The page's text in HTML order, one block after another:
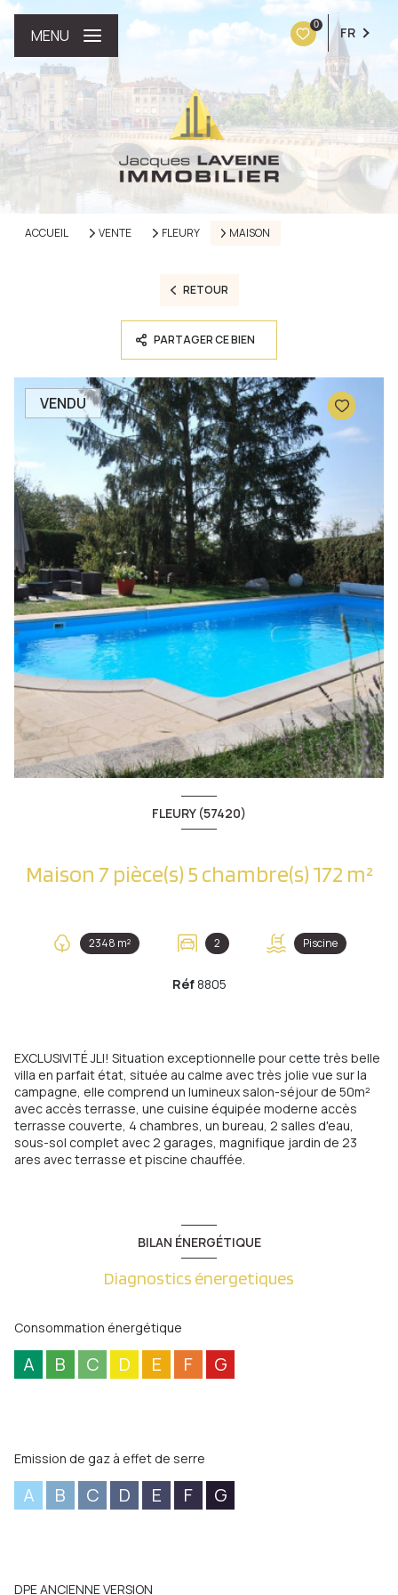
0 FR
MENU
ACCUEIL VENTE FLEURY MAISON
RETOUR
PARTAGER CE BIEN
VENDU
FLEURY (57420)
Maison 7 pièce(s) 5 chambre(s) 172 m²
2348 m² 2 Piscine
Réf 8805
EXCLUSIVITÉ JLI! Situation exceptionnelle pour cette très belle
villa en parfait état, située au calme avec très jolie vue sur la
campagne, elle comprend un lumineux salon-séjour de 50m²
avec accès terrasse, une cuisine équipée moderne accès
terrasse couverte, 4 chambres, un bureau, 2 salles d'eau,
sous-sol complet avec 2 garages, magnifique jardin de 23
ares avec terrasse et piscine chauffée.
BILAN ÉNERGÉTIQUE
Diagnostics énergetiques
Consommation énergétique
A B C D E F G
Emission de gaz à effet de serre
A B C D E F G
DPE ANCIENNE VERSION